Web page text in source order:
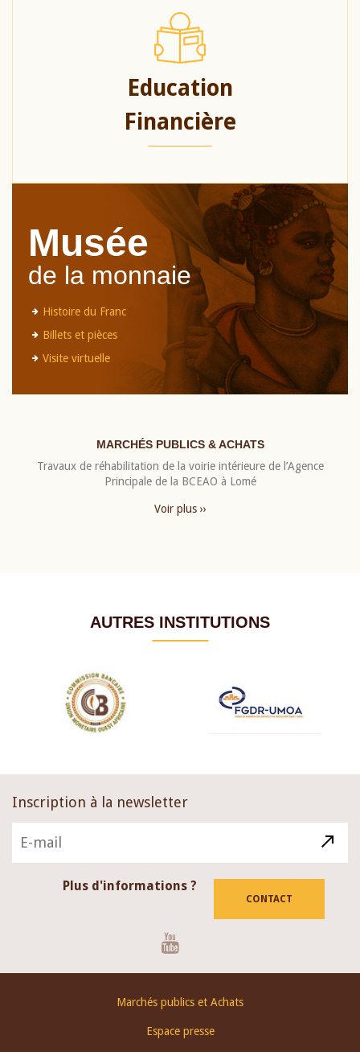
Education
Financière
Musée
de la monnaie
Histoire du Franc
Billets et pièces
Visite virtuelle
MARCHÉS PUBLICS & ACHATS
Travaux de réhabilitation de la voirie intérieure de l’Agence
Principale de la BCEAO à Lomé
Voir plus ››
AUTRES INSTITUTIONS
Inscription à la newsletter
Plus d'informations ?
CONTACT
Marchés publics et Achats
Espace presse